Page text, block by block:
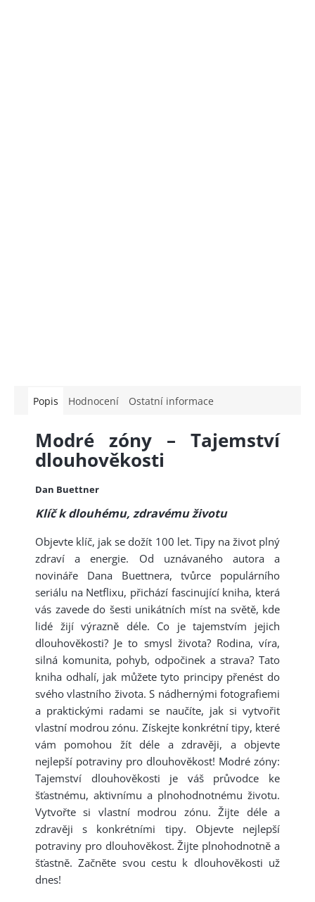
Popis Hodnocení Ostatní informace
Modré zóny – Tajemství
dlouhověkosti
Dan Buettner
Klíč k dlouhému, zdravému životu
Objevte klíč, jak se dožít 100 let. Tipy na život plný
zdraví a energie. Od uznávaného autora a
novináře Dana Buettnera, tvůrce populárního
seriálu na Netflixu, přichází fascinující kniha, která
vás zavede do šesti unikátních míst na světě, kde
lidé žijí výrazně déle. Co je tajemstvím jejich
dlouhověkosti? Je to smysl života? Rodina, víra,
silná komunita, pohyb, odpočinek a strava? Tato
kniha odhalí, jak můžete tyto principy přenést do
svého vlastního života. S nádhernými fotografiemi
a praktickými radami se naučíte, jak si vytvořit
vlastní modrou zónu. Získejte konkrétní tipy, které
vám pomohou žít déle a zdravěji, a objevte
nejlepší potraviny pro dlouhověkost! Modré zóny:
Tajemství dlouhověkosti je váš průvodce ke
šťastnému, aktivnímu a plnohodnotnému životu.
Vytvořte si vlastní modrou zónu. Žijte déle a
zdravěji s konkrétními tipy. Objevte nejlepší
potraviny pro dlouhověkost. Žijte plnohodnotně a
šťastně. Začněte svou cestu k dlouhověkosti už
dnes!